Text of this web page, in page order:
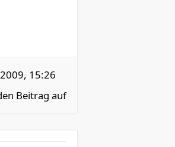
15:26
Beitrag auf